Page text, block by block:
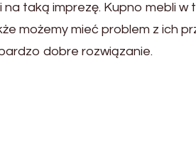
taką imprezę. Kupno mebli w
możemy mieć problem z ich
dobre rozwiązanie.